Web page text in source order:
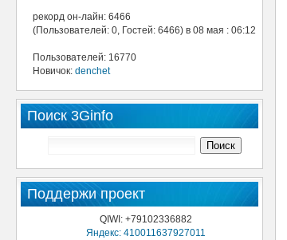
рекорд он-лайн: 6466
(Пользователей: 0, Гостей: 6466) в 08 мая : 06:12
Пользователей: 16770
Новичок: denchet
Поиск 3Ginfo
Поддержи проект
QIWI: +79102336882
Яндекс: 410011637927011